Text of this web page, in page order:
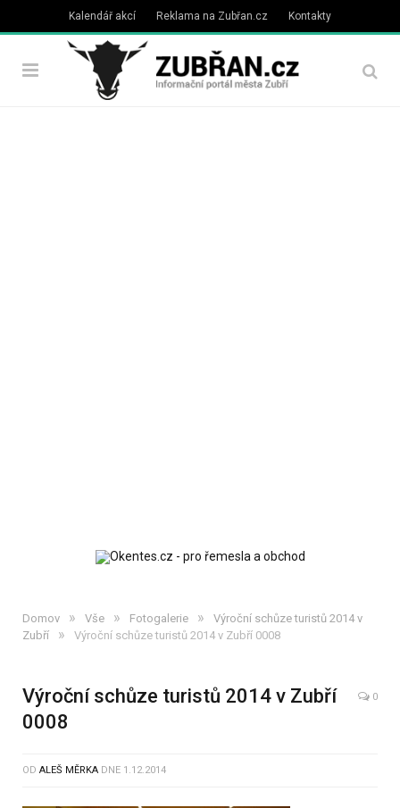
Kalendář akcí Reklama na Zubřan.cz Kontakty
Domov » Vše » Fotogalerie »
Výroční schůze turistů 2014 v
Zubří
» Výroční schůze turistů 2014 v Zubří 0008
Výroční schůze turistů 2014 v Zubří
0008
0
OD ALEŠ MĚRKA DNE 1.12.2014